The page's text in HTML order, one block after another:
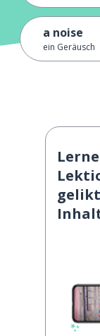
a noise
ein Geräusch